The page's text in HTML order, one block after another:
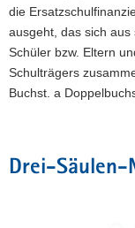
die
ausgeht, das sich
Schüler bzw. Eltern
Schulträgers
Buchst. a
Drei-Säulen-